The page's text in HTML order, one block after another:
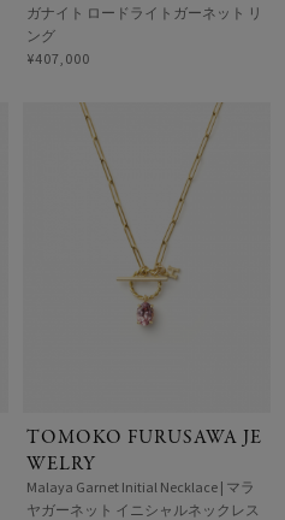
ガナイト ロードライトガーネット リ
ング
¥407,000
TOMOKO FURUSAWA JE
WELRY
Malaya Garnet Initial Necklace | マラ
ヤガーネット イニシャルネックレス